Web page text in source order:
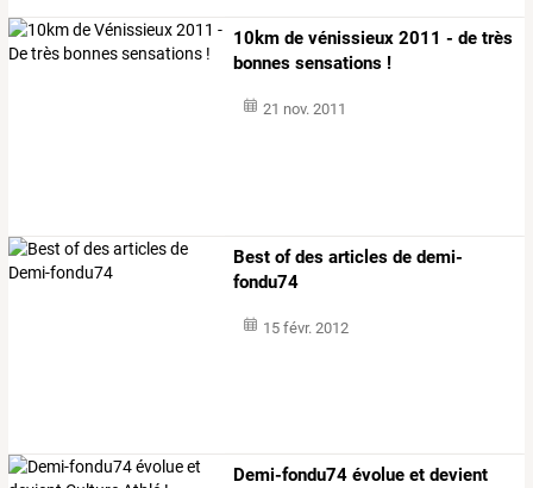
10km de vénissieux 2011 - de très
bonnes sensations !
21 nov. 2011
Best of des articles de demi-
fondu74
15 févr. 2012
Demi-fondu74 évolue et devient